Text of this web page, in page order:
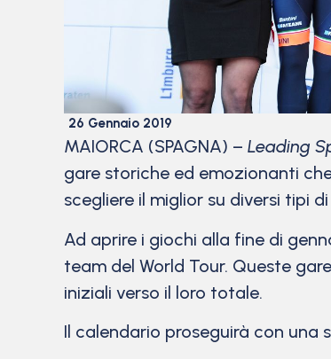
26 Gennaio 2019
MAIORCA (SPAGNA) – Leading
gare storiche ed emozionanti
scegliere il miglior su diversi tipi
Ad aprire i giochi alla fine di
team del World Tour. Queste
iniziali verso il loro totale.
Il calendario proseguirà con una